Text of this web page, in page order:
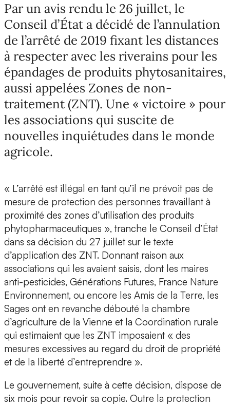
Par un avis rendu le 26 juillet, le
Conseil d’État a décidé de l’annulation
de l’arrêté de 2019 fixant les distances
à respecter avec les riverains pour les
épandages de produits phytosanitaires,
aussi appelées Zones de non-
traitement (ZNT). Une « victoire » pour
les associations qui suscite de
nouvelles inquiétudes dans le monde
agricole.
« L’arrêté est illégal en tant qu’il ne prévoit pas de
mesure de protection des personnes travaillant à
proximité des zones d’utilisation des produits
phytopharmaceutiques », tranche le Conseil d’État
dans sa décision du 27 juillet sur le texte
d’application des ZNT. Donnant raison aux
associations qui les avaient saisis, dont les maires
anti-pesticides, Générations Futures, France Nature
Environnement, ou encore les Amis de la Terre, les
Sages ont en revanche débouté la chambre
d’agriculture de la Vienne et la Coordination rurale
qui estimaient que les ZNT imposaient « des
mesures excessives au regard du droit de propriété
et de la liberté d’entreprendre ».
Le gouvernement, suite à cette décision, dispose de
six mois pour revoir sa copie. Outre la protection